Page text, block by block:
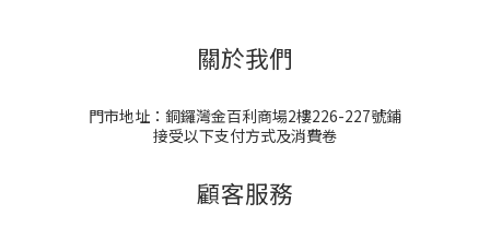
關於我們
門市地址：銅鑼灣金百利商場2樓226-227號鋪
接受以下支付方式及消費卷
顧客服務